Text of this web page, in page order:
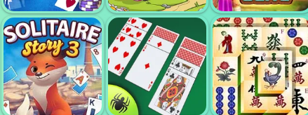
ガプレ・ドミノ 夢のペットリンク ギャップル
ドリームペットリ